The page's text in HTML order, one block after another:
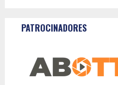
PATROCINADORES